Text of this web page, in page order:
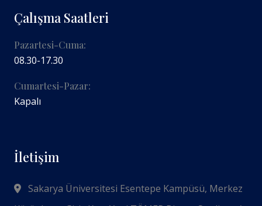
Çalışma Saatleri
Pazartesi-Cuma:
08.30-17.30
Cumartesi-Pazar:
Kapalı
İletişim
Sakarya Üniversitesi Esentepe Kampüsü, Merkez